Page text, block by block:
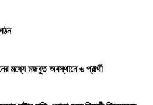
মধ্যে মজবুত অবস্থানে ৬ প্রার্থী